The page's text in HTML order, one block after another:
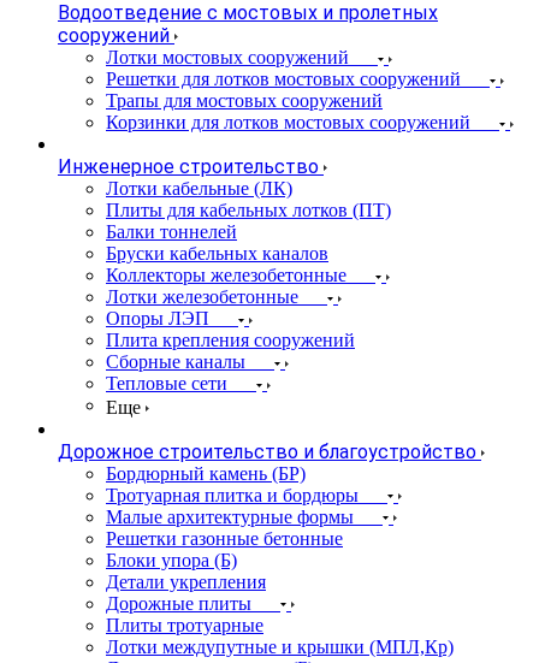
Водоотведение с мостовых и пролетных
сооружений
Лотки мостовых сооружений
Решетки для лотков мостовых сооружений
Трапы для мостовых сооружений
Корзинки для лотков мостовых сооружений
Инженерное строительство
Лотки кабельные (ЛК)
Плиты для кабельных лотков (ПТ)
Балки тоннелей
Бруски кабельных каналов
Коллекторы железобетонные
Лотки железобетонные
Опоры ЛЭП
Плита крепления сооружений
Сборные каналы
Тепловые сети
Еще
Дорожное строительство и благоустройство
Бордюрный камень (БР)
Тротуарная плитка и бордюры
Малые архитектурные формы
Решетки газонные бетонные
Блоки упора (Б)
Детали укрепления
Дорожные плиты
Плиты тротуарные
Лотки междупутные и крышки (МПЛ,Кр)